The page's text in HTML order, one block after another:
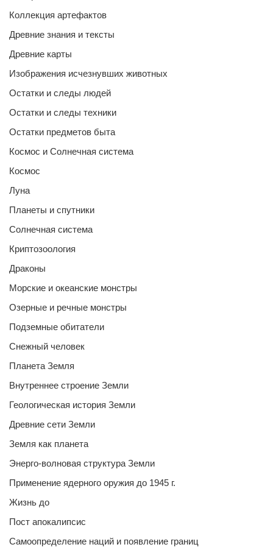
Коллекция артефактов
Древние знания и тексты
Древние карты
Изображения исчезнувших животных
Остатки и следы людей
Остатки и следы техники
Остатки предметов быта
Космос и Солнечная система
Космос
Луна
Планеты и спутники
Солнечная система
Криптозоология
Драконы
Морские и океанские монстры
Озерные и речные монстры
Подземные обитатели
Снежный человек
Планета Земля
Внутреннее строение Земли
Геологическая история Земли
Древние сети Земли
Земля как планета
Энерго-волновая структура Земли
Применение ядерного оружия до 1945 г.
Жизнь до
Пост апокалипсис
Самоопределение наций и появление границ